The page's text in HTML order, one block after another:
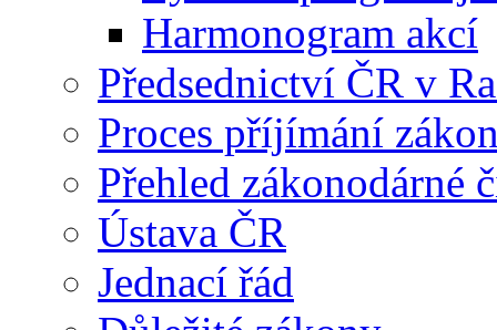
Harmonogram akcí
Předsednictví ČR v
Proces příjímání
Přehled zákonodárné
Ústava ČR
Jednací řád